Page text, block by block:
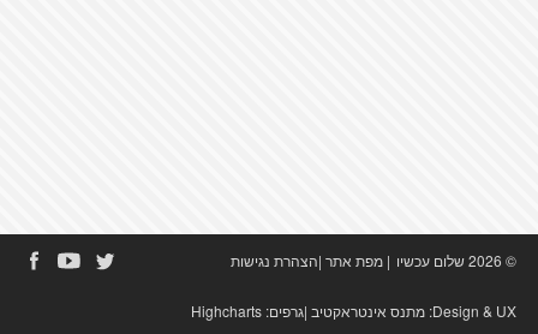
© 2026 שלום עכשיו | מפת אתר|הצהרת נגישות
Design & UX: מתנס אינטראקטיב|גרפים: Highcharts